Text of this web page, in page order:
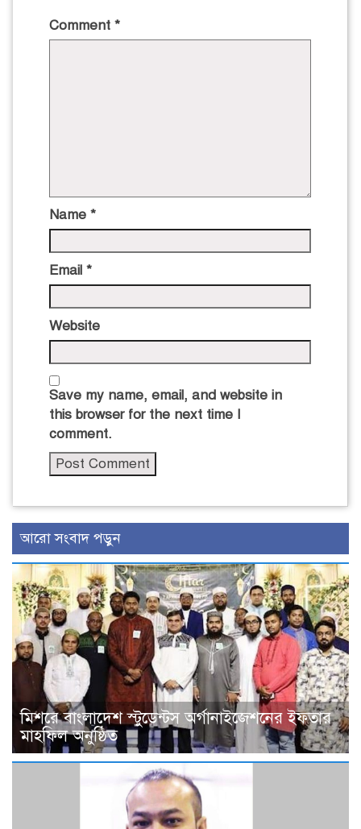
Comment *
Name *
Email *
Website
Save my name, email, and website in
this browser for the next time I
comment.
আরো সংবাদ পড়ুন
মিশরে বাংলাদেশ স্টুডেন্টস অর্গানাইজেশনের ইফতার
মাহফিল অনুষ্ঠিত